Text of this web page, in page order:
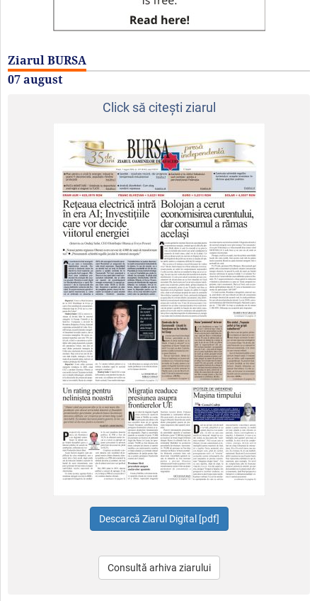
Ziarul BURSA
07 august
Click să citeşti ziarul
Consultă arhiva ziarului